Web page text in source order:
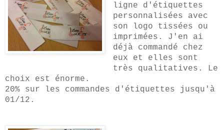
ligne d'étiquettes
personnalisées avec
son logo tissées ou
imprimées. J'en ai
déjà commandé chez
eux et elles sont
très qualitatives. Le
choix est énorme.
20% sur les commandes d'étiquettes jusqu'à
01/12.